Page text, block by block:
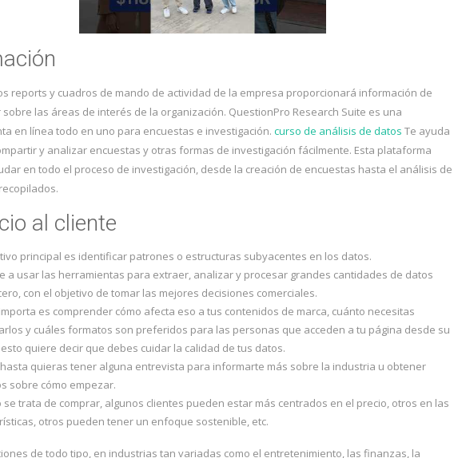
reports y cuadros de mando de actividad de la empresa proporcionará información de
sobre las áreas de interés de la organización. QuestionPro Research Suite es una
en línea todo en uno para encuestas e investigación. curso de análisis de datos Te ayuda
y analizar encuestas y otras formas de investigación fácilmente. Esta plataforma
en todo el proceso de investigación, desde la creación de encuestas hasta el análisis de
al cliente
principal es identificar patrones o estructuras subyacentes en los datos.
a usar las herramientas para extraer, analizar y procesar grandes cantidades de datos
con el objetivo de tomar las mejores decisiones comerciales.
es comprender cómo afecta eso a tus contenidos de marca, cuánto necesitas
y cuáles formatos son preferidos para las personas que acceden a tu página desde su
quiere decir que debes cuidar la calidad de tus datos.
quieras tener alguna entrevista para informarte más sobre la industria u obtener
sobre cómo empezar.
se trata de comprar, algunos clientes pueden estar más centrados en el precio, otros en las
otros pueden tener un enfoque sostenible, etc.
de todo tipo, en industrias tan variadas como el entretenimiento, las finanzas, la